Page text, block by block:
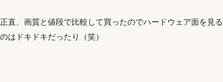
正直、画質と値段で比較して買ったのでハードウェア面を見る
のはドキドキだったり（笑）